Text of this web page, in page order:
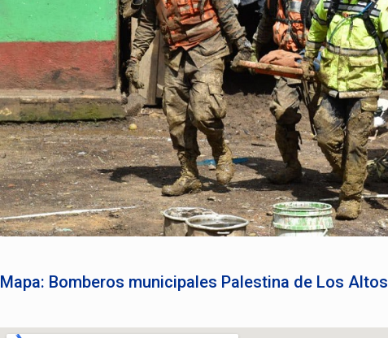
Mapa: Bomberos municipales Palestina de Los Altos